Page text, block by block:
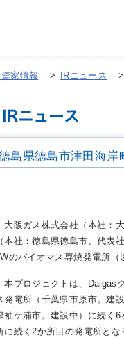
家情報 > IRニュース >
島県徳島市津田海岸
大阪ガス株式会社（本社：
（本社：徳島県徳島市、代表
のバイオマス専焼発電所
本プロジェクトは、Daigas
発電所（千葉県市原市。建
袖ケ浦市。建設中）に続く
に続く2か所目の発電所とな